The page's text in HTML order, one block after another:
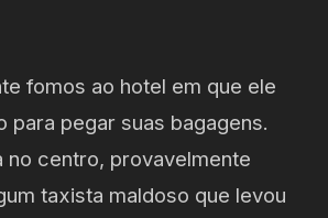
fomos ao hotel em que ele
para pegar suas bagagens.
no centro, provavelmente
taxista maldoso que levou